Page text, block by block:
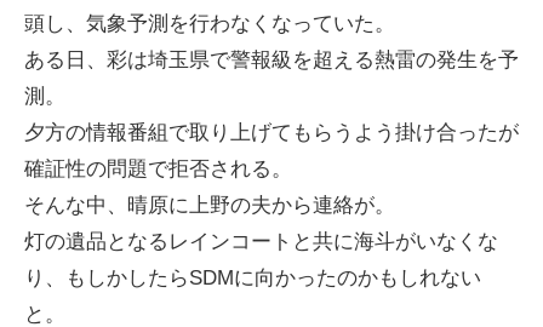
頭し、気象予測を行わなくなっていた。
ある日、彩は埼玉県で警報級を超える熱雷の発生を予
測。
夕方の情報番組で取り上げてもらうよう掛け合ったが
確証性の問題で拒否される。
そんな中、晴原に上野の夫から連絡が。
灯の遺品となるレインコートと共に海斗がいなくな
り、もしかしたらSDMに向かったのかもしれない
と。